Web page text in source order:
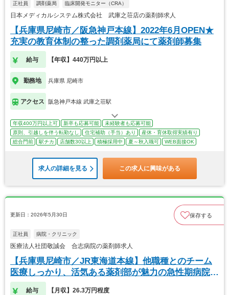
正社員 調剤薬局 臨床開発モニター（CRA）
日本メディカルシステム株式会社 武庫之荘店の薬剤師求人
【兵庫県尼崎市／阪急神戸本線】2022年6月OPEN★
充実の教育体制の整った調剤薬局にて薬剤師募集
給与 【年収】440万円以上
勤務地 兵庫県 尼崎市
アクセス 阪急神戸本線 武庫之荘駅
年収400万円以上可 新卒も応募可能
未経験者も応募可能
原則、引越しを伴う転勤なし
住宅補助（手当）あり
産休・育休取得実績有り
総合門前
駅チカ 店舗数30以上 積極採用中 夏～秋入職可 WEB面接OK
求人の詳細を見る この求人に興味がある
更新日：2026年5月30日 保存する
正社員 病院・クリニック
医療法人社団敬誠会 合志病院の薬剤師求人
【兵庫県尼崎市／JR東海道本線】他職種とのチーム
医療しっかり、活気ある薬剤部が魅力の急性期病院で
す！
給与 【月収】26.3万円程度